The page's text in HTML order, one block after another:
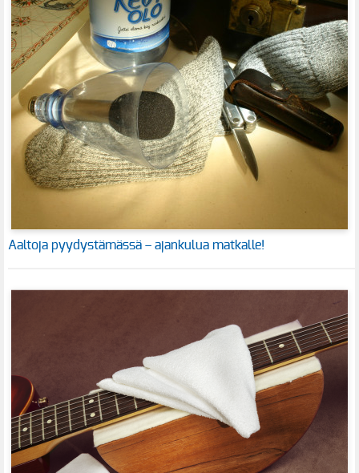
Aaltoja pyydystämässä – ajankulua matkalle!